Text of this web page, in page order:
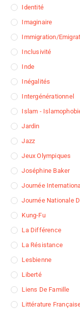
Identité
Imaginaire
Immigration/
Inclusivité
Inde
Inégalités
Intergénérationnel
Islam -
Jardin
Jazz
Jeux Olympiques
Joséphine Baker
Journée
Journée Nationale
Kung-Fu
La Différence
La Résistance
Lesbienne
Liberté
Liens De Famille
Littérature